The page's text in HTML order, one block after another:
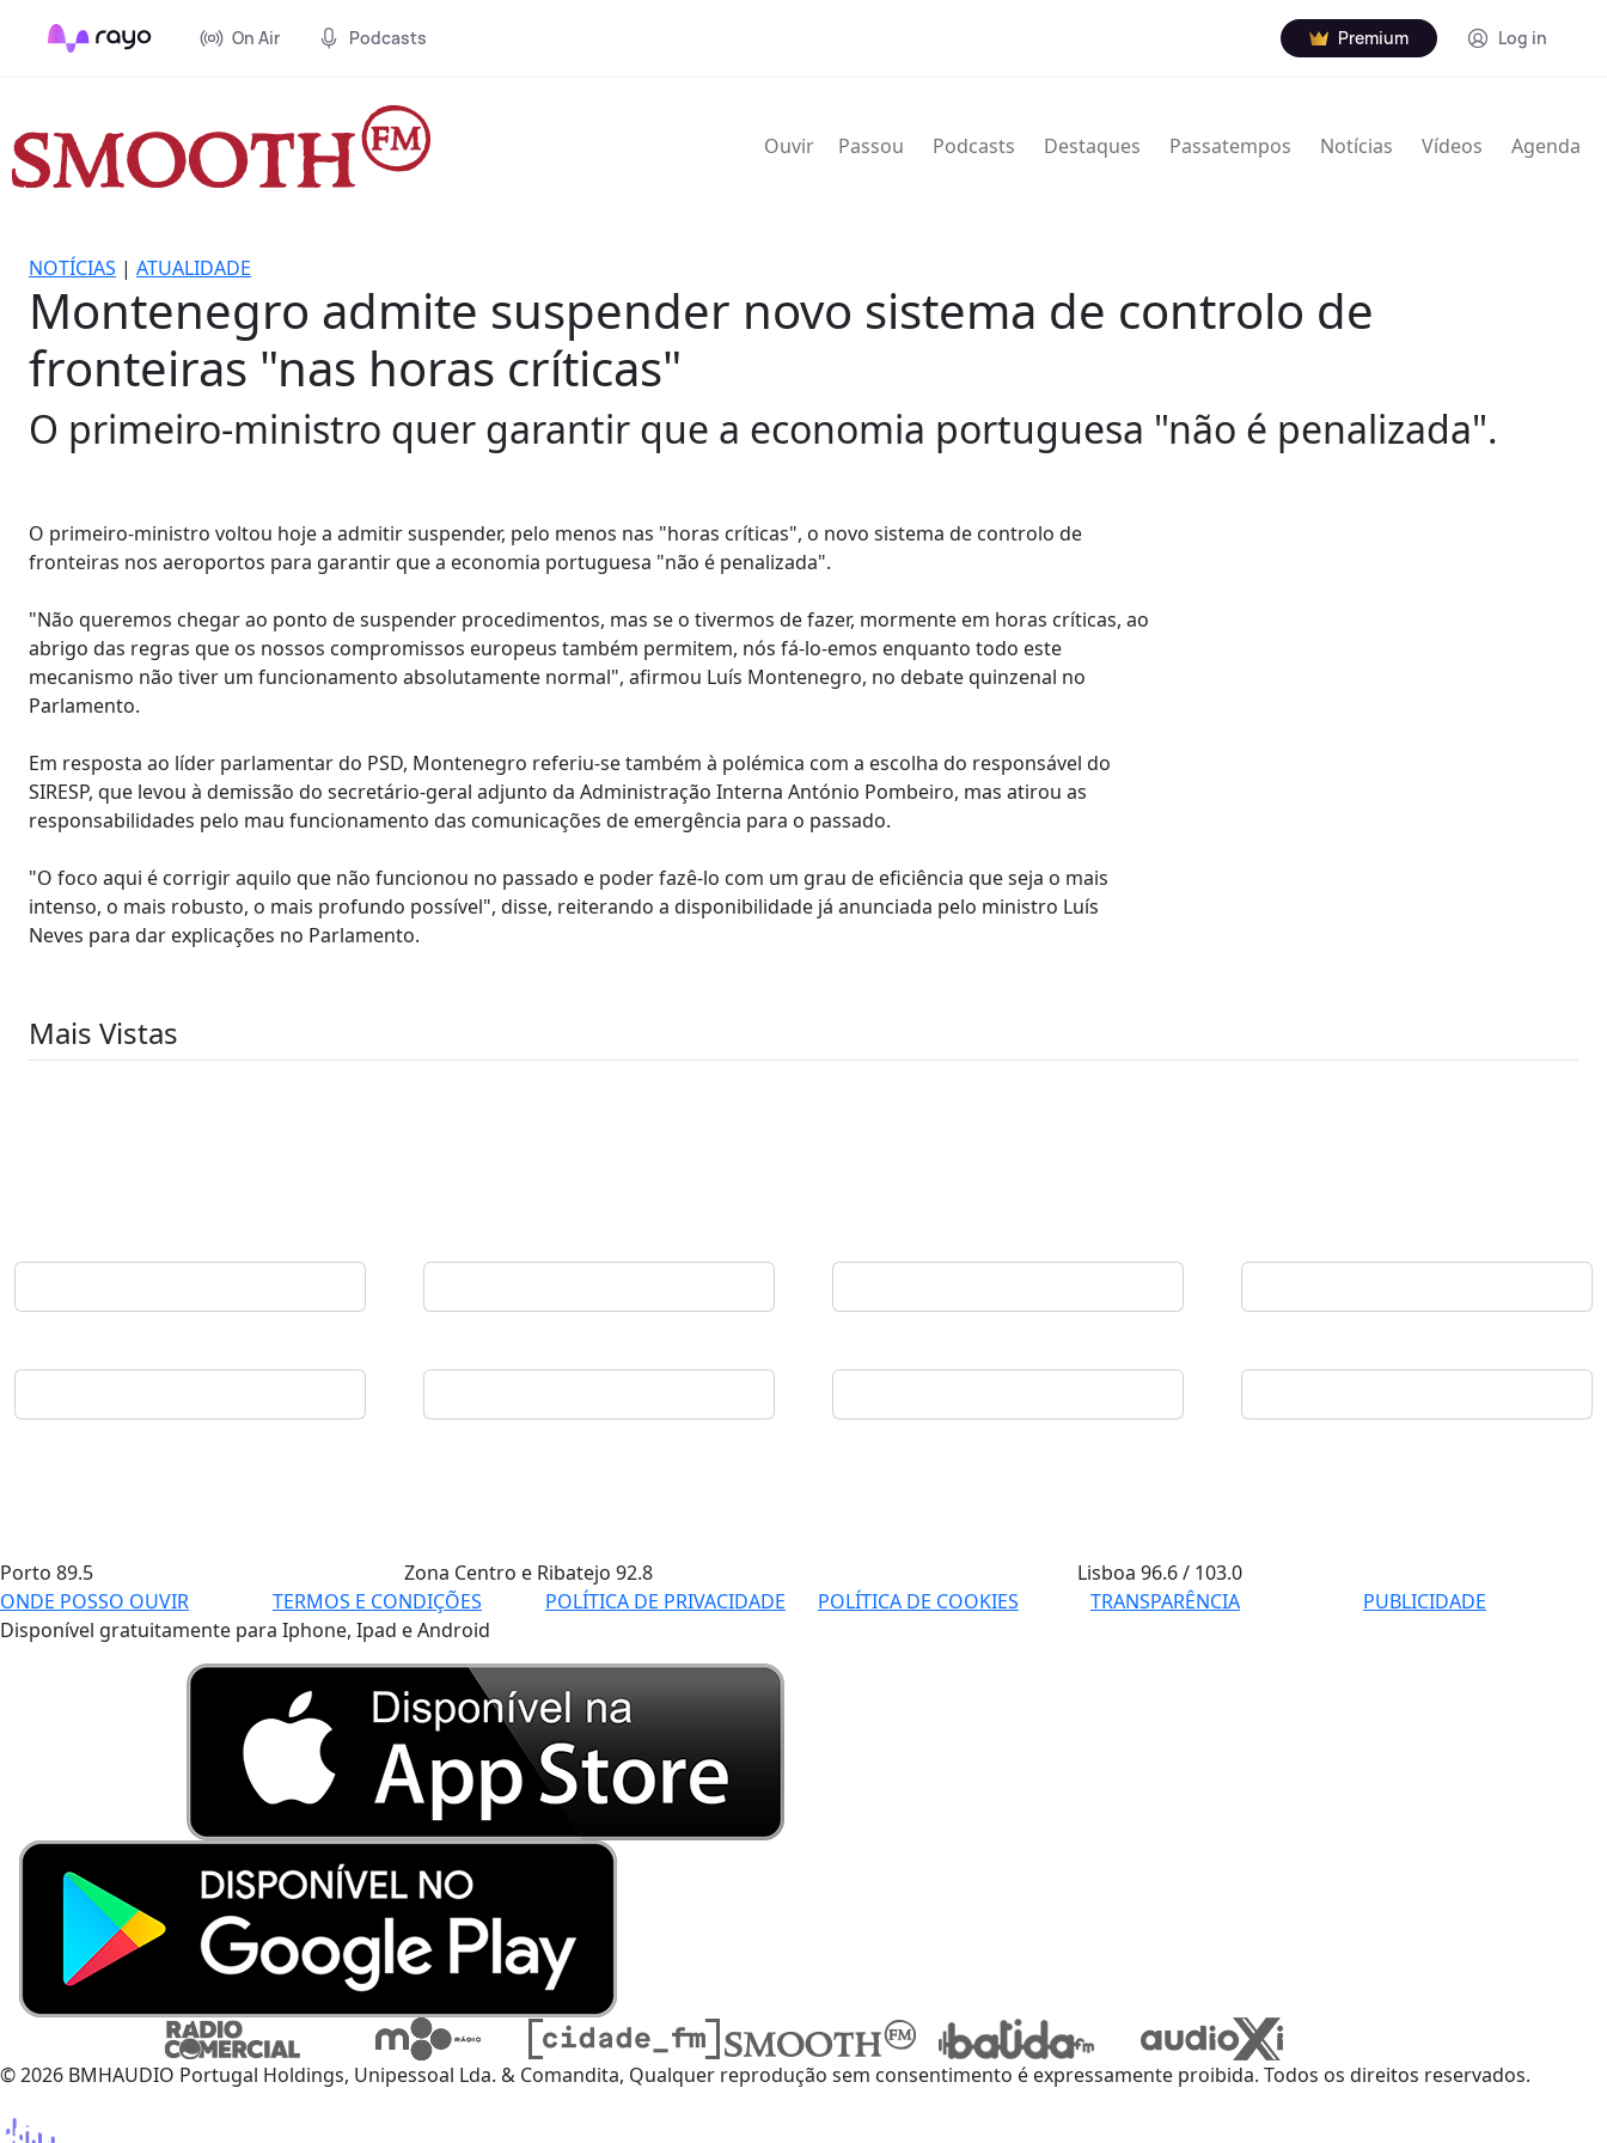
On Air Podcasts Premium Log in
Ouvir Passou Podcasts Destaques Passatempos Notícias Vídeos Agenda
NOTÍCIAS | ATUALIDADE
Montenegro admite suspender novo sistema de controlo de
fronteiras "nas horas críticas"
O primeiro-ministro quer garantir que a economia portuguesa "não é penalizada".
O primeiro-ministro voltou hoje a admitir suspender, pelo menos nas "horas críticas", o novo sistema de controlo de
fronteiras nos aeroportos para garantir que a economia portuguesa "não é penalizada".
"Não queremos chegar ao ponto de suspender procedimentos, mas se o tivermos de fazer, mormente em horas críticas, ao
abrigo das regras que os nossos compromissos europeus também permitem, nós fá-lo-emos enquanto todo este
mecanismo não tiver um funcionamento absolutamente normal", afirmou Luís Montenegro, no debate quinzenal no
Parlamento.
Em resposta ao líder parlamentar do PSD, Montenegro referiu-se também à polémica com a escolha do responsável do
SIRESP, que levou à demissão do secretário-geral adjunto da Administração Interna António Pombeiro, mas atirou as
responsabilidades pelo mau funcionamento das comunicações de emergência para o passado.
"O foco aqui é corrigir aquilo que não funcionou no passado e poder fazê-lo com um grau de eficiência que seja o mais
intenso, o mais robusto, o mais profundo possível", disse, reiterando a disponibilidade já anunciada pelo ministro Luís
Neves para dar explicações no Parlamento.
Mais Vistas
Porto 89.5 Zona Centro e Ribatejo 92.8 Lisboa96.6 / 103.0
ONDE POSSO OUVIR
TERMOS E CONDIÇÕES POLÍTICA DE PRIVACIDADE POLÍTICA DE COOKIES TRANSPARÊNCIA
PUBLICIDADE
Disponível gratuitamente para Iphone, Ipad e Android
© 2026 BMHAUDIO Portugal Holdings, Unipessoal Lda. & Comandita, Qualquer reprodução sem consentimento é expressamente proibida. Todos os direitos reservados.